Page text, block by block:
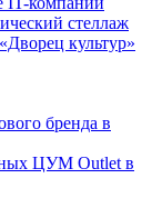
стеллаж
культур»
бренда в
ЦУМ Outlet в